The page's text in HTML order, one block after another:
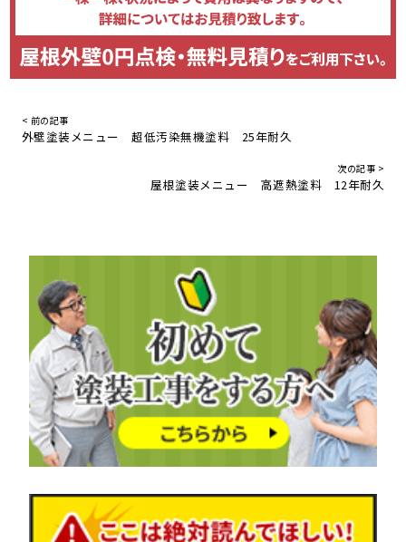
< 前の記事
外壁塗装メニュー 超低汚染無機塗料 25年耐久
次の記事 >
屋根塗装メニュー 高遮熱塗料 12年耐久